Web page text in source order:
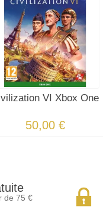
VI Xbox One
50,00 €
de 75 €